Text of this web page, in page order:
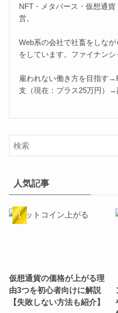
NFT・メタバース・仮想通
営。
Web系の会社で社畜をしな
をしています。ファイナンシ
雇われない働き方を目指す
支（現在：プラス25万円）→
人気記事
仮想通貨の価格が上がる理
由3つを初心者向けに解説
【失敗しない方法も紹介】